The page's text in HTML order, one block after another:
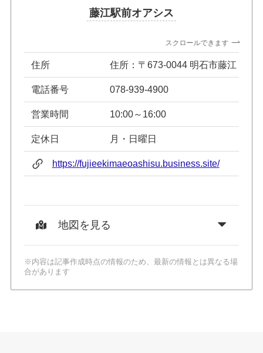
藤江駅前オアシス
スクロールできます
住所 住所：〒673-0044 明石市藤江
電話番号 078-939-4900
営業時間 10:00～16:00
定休日 月・日曜日
https://fujieekimaeoashisu.business.site/
地図を見る
※内容は記事作成時点の情報のため、最新の情報とは異なる場
合があります